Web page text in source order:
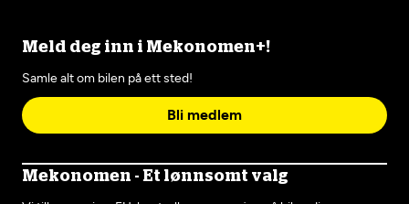
Meld deg inn i Mekonomen+!
Samle alt om bilen på ett sted!
Bli medlem
Mekonomen - Et lønnsomt valg